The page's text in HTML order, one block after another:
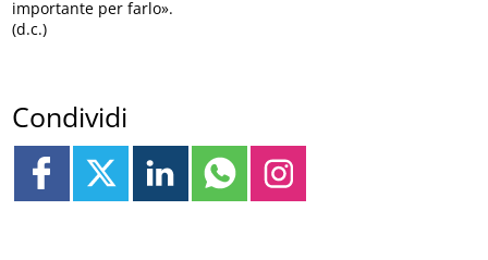
importante per farlo».
(d.c.)
Condividi